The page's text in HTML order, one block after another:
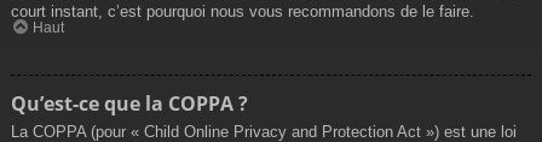
court instant, c’est pourquoi nous vous recommandons de le faire.
Haut
Qu’est-ce que la COPPA ?
La COPPA (pour « Child Online Privacy and Protection Act ») est une loi